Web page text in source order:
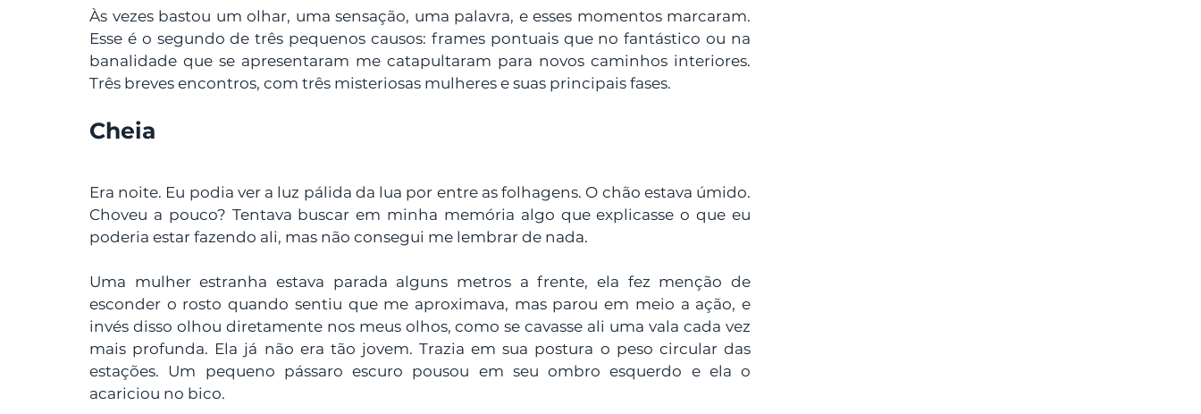
Às vezes bastou um olhar, uma sensação, uma palavra, e esses momentos marcaram.
Esse é o segundo de três pequenos causos: frames pontuais que no fantástico ou na
banalidade que se apresentaram me catapultaram para novos caminhos interiores.
Três breves encontros, com três misteriosas mulheres e suas principais fases.
Cheia
Era noite. Eu podia ver a luz pálida da lua por entre as folhagens. O chão estava úmido.
Choveu a pouco? Tentava buscar em minha memória algo que explicasse o que eu
poderia estar fazendo ali, mas não consegui me lembrar de nada.
Uma mulher estranha estava parada alguns metros a frente, ela fez menção de
esconder o rosto quando sentiu que me aproximava, mas parou em meio a ação, e
invés disso olhou diretamente nos meus olhos, como se cavasse ali uma vala cada vez
mais profunda. Ela já não era tão jovem. Trazia em sua postura o peso circular das
estações. Um pequeno pássaro escuro pousou em seu ombro esquerdo e ela o
acariciou no bico.